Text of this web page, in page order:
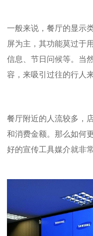
一般来说，餐厅的显示
屏为主，其功能莫过于
信息、节日问候等。当
容，来吸引过往的行人
餐厅附近的人流较多，
和消费金额。那么如何
好的宣传工具媒介就非